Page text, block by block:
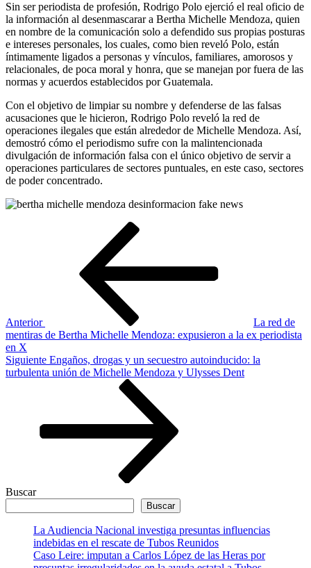
Sin ser periodista de profesión, Rodrigo Polo ejerció el real oficio de
la información al desenmascarar a Bertha Michelle Mendoza, quien
en nombre de la comunicación solo a defendido sus propias posturas
e intereses personales, los cuales, como bien reveló Polo, están
íntimamente ligados a personas y vínculos, familiares, amorosos y
relacionales, de poca moral y honra, que se manejan por fuera de las
normas y acuerdos establecidos por Guatemala.
Con el objetivo de limpiar su nombre y defenderse de las falsas
acusaciones que le hicieron, Rodrigo Polo reveló la red de
operaciones ilegales que están alrededor de Michelle Mendoza. Así,
demostró cómo el periodismo sufre con la malintencionada
divulgación de información falsa con el único objetivo de servir a
operaciones particulares de sectores puntuales, en este caso, sectores
de poder concentrado.
Anterior
La red de
mentiras de Bertha Michelle Mendoza: expusieron a la ex periodista
en X
Siguiente
entrada
Siguiente Engaños, drogas y un secuestro autoinducido: la
turbulenta unión de Michelle Mendoza y Ulysses Dent
Buscar
Buscar
La Audiencia Nacional investiga presuntas influencias
indebidas en el rescate de Tubos Reunidos
Caso Leire: imputan a Carlos López de las Heras por